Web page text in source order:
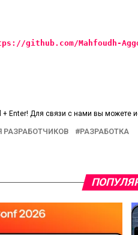
github.com/Mahfoudh-
Enter! Для связи с нами вы можете
РАЗРАБОТЧИКОВ РАЗРАБОТКА